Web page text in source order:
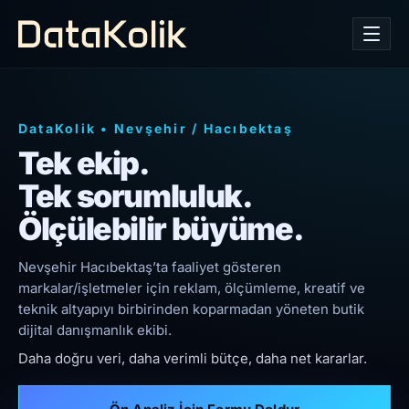
DataKolik • Nevşehir / Hacıbektaş
Tek ekip.
Tek sorumluluk.
Ölçülebilir büyüme.
Nevşehir Hacıbektaş’ta faaliyet gösteren
markalar/işletmeler için reklam, ölçümleme, kreatif ve
teknik altyapıyı birbirinden koparmadan yöneten butik
dijital danışmanlık ekibi.
Daha doğru veri, daha verimli bütçe, daha net kararlar.